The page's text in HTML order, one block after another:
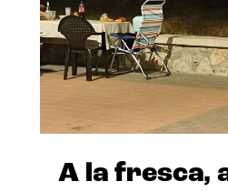
A la fresca,